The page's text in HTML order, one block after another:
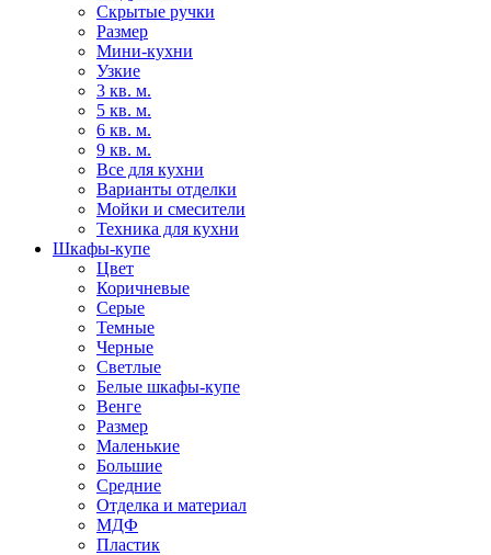
Скрытые ручки
Размер
Мини-кухни
Узкие
3 кв. м.
5 кв. м.
6 кв. м.
9 кв. м.
Все для кухни
Варианты отделки
Мойки и смесители
Техника для кухни
Шкафы-купе
Цвет
Коричневые
Серые
Темные
Черные
Светлые
Белые шкафы-купе
Венге
Размер
Маленькие
Большие
Средние
Отделка и материал
МДФ
Пластик